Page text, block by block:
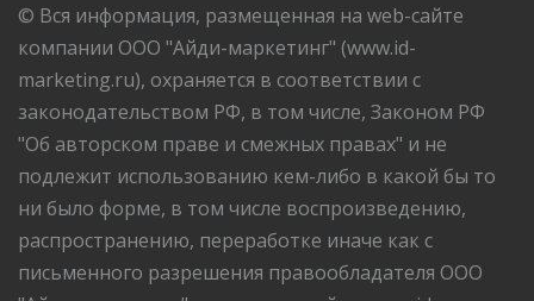
© Вся информация, размещенная на web-сайте
компании ООО "Айди-маркетинг" (www.id-
marketing.ru), охраняется в соответствии с
законодательством РФ, в том числе, Законом РФ
"Об авторском праве и смежных правах" и не
подлежит использованию кем-либо в какой бы то
ни было форме, в том числе воспроизведению,
распространению, переработке иначе как с
письменного разрешения правообладателя ООО